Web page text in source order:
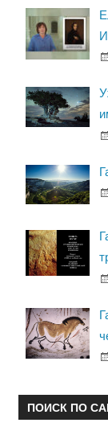
ПОИСК ПО